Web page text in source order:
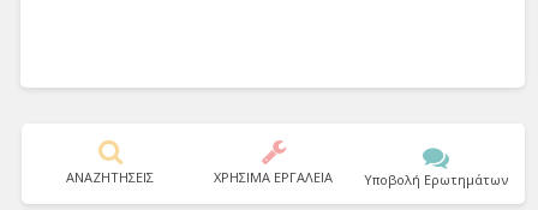
ΑΝΑΖΗΤΗΣΕΙΣ ΧΡΗΣΙΜΑ ΕΡΓΑΛΕΙΑ Υποβολή Ερωτημάτων